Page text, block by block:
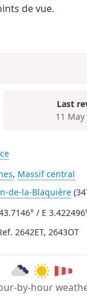
de vue.
Last
11 May
, Massif central
de-la-Blaquière
/ E
2642ET, 2643OT
by-hour